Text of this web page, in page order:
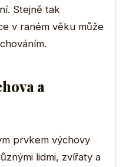
Stejně tak
v raném věku může
a
prvkem výchovy
lidmi, zvířaty a